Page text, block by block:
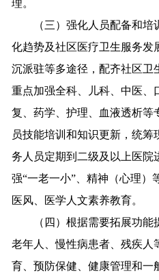
理。
（三）强化人员配备和培
化趋势及社区医疗卫生服务发
沉派驻等多途径，配齐社区卫
重点加强全科、儿科、中医、
复、药学、护理、血液透析等
员技能培训和知识更新，统
务人员定期到二级及以上医院
强“一老一小”、精神（心理）
医风、医学人文素养教育。
（四）根据需要拓展功能提
老年人、慢性病患者、残疾人
育、预防保健、健康管理和一